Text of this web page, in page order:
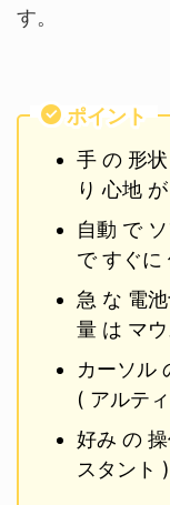
す。
ポイント
手 の 形
り 心地
自動 で
で すぐに
急 な 電
量 は マ
カーソル
( アルテ
好み の
スタント )